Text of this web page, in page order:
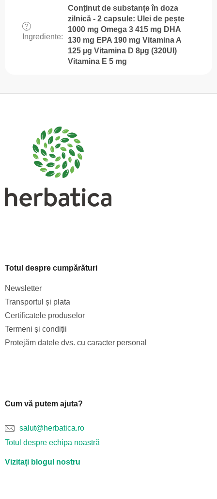
?
Ingrediente:
Conținut de substanțe în doza
zilnică - 2 capsule: Ulei de pește
1000 mg Omega 3 415 mg DHA
130 mg EPA 190 mg Vitamina A
125 µg Vitamina D 8µg (320UI)
Vitamina E 5 mg
Totul despre cumpărături
Newsletter
Transportul și plata
Certificatele produselor
Termeni și condiții
Protejăm datele dvs. cu caracter personal
Cum vă putem ajuta?
salut@herbatica.ro
Totul despre echipa noastră
Vizitați blogul nostru